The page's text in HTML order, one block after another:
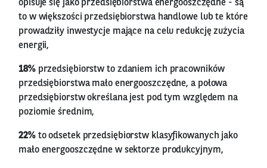
opisuje się jako przedsiębiorstwa energooszczędne - są
to w większości przedsiębiorstwa handlowe lub te które
prowadziły inwestycje mające na celu redukcję zużycia
energii,
18% przedsiębiorstw to zdaniem ich pracowników
przedsiębiorstwa mało energooszczędne, a połowa
przedsiębiorstw określana jest pod tym względem na
poziomie średnim,
22%to odsetek przedsiębiorstw klasyfikowanych jako
mało energooszczędne w sektorze produkcyjnym,